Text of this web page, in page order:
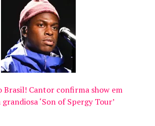
Brasil! Cantor confirma show em
‘Son of Spergy Tour’